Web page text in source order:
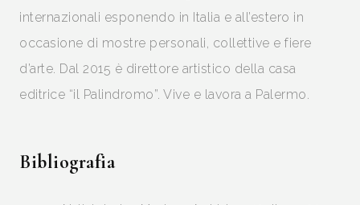
internazionali esponendo in Italia e all’estero in
occasione di mostre personali, collettive e fiere
d’arte. Dal 2015 è direttore artistico della casa
editrice “il Palindromo”. Vive e lavora a Palermo.
Bibliografia